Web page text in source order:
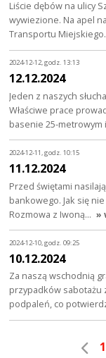
Liście dębów na ulicy
wywiezione. Na apel
Transportu
2024-12-12, godz. 13:13
12.12.2024
Jeden z naszych
Właściwe prace
basenie 25-metrowym
2024-12-11, godz. 10:15
11.12.2024
Przed świętami
bankowego. Jak się
Rozmowa z Iwoną… »
2024-12-10, godz. 09:25
10.12.2024
Za naszą wschodnią
przypadków sabotażu
podpaleń, co
1